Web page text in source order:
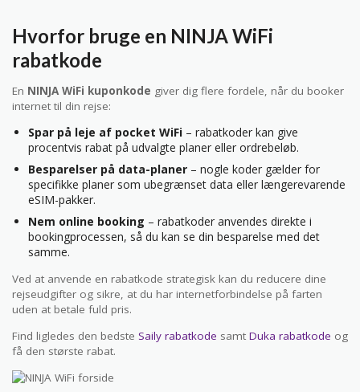
Hvorfor bruge en NINJA WiFi
rabatkode
En NINJA WiFi kuponkode giver dig flere fordele, når du booker
internet til din rejse:
Spar på leje af pocket WiFi – rabatkoder kan give
procentvis rabat på udvalgte planer eller ordrebeløb.
Besparelser på data-planer – nogle koder gælder for
specifikke planer som ubegrænset data eller længerevarende
eSIM-pakker.
Nem online booking – rabatkoder anvendes direkte i
bookingprocessen, så du kan se din besparelse med det
samme.
Ved at anvende en rabatkode strategisk kan du reducere dine
rejseudgifter og sikre, at du har internetforbindelse på farten
uden at betale fuld pris.
Find ligledes den bedste Saily rabatkode samt Duka rabatkode og
få den største rabat.